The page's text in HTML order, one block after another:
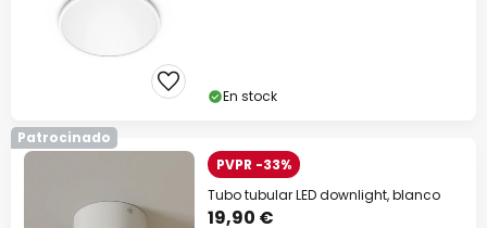
En stock
Patrocinado
PVPR -33%
Tubo tubular LED downlight, blanco
19,90 €